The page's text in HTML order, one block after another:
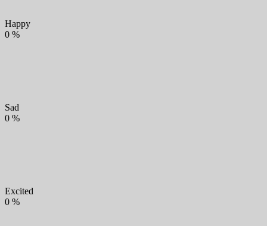
Happy
0 %
Sad
0 %
Excited
0 %